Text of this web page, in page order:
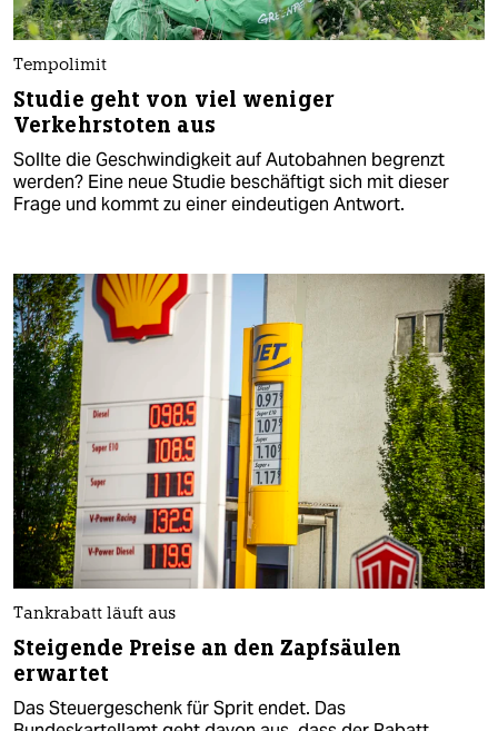
Tempolimit
Studie geht von viel weniger
Verkehrstoten aus
Sollte die Geschwindigkeit auf Autobahnen begrenzt
werden? Eine neue Studie beschäftigt sich mit dieser
Frage und kommt zu einer eindeutigen Antwort.
Tankrabatt läuft aus
Steigende Preise an den Zapfsäulen
erwartet
Das Steuergeschenk für Sprit endet. Das